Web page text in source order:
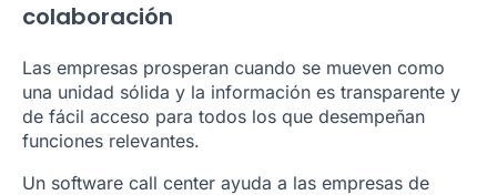
colaboración
Las empresas prosperan cuando se mueven como
una unidad sólida y la información es transparente y
de fácil acceso para todos los que desempeñan
funciones relevantes.
Un software call center ayuda a las empresas de